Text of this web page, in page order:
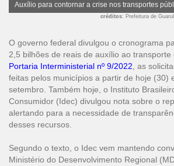
Auxílio para contornar a crise nos transportes
créditos: Prefeitura de
O governo federal divulgou o cronograma
2,5 bilhões de reais de auxílio ao transporte
Portaria Interministerial nº 9/2022 , as
feitas pelos municípios a partir de hoje (30)
setembro. Também hoje, o Instituto
Consumidor (Idec) divulgou nota sobre o
alertando para a necessidade de
desses recursos.
Segundo o texto, o Idec vem mantendo
Ministério do Desenvolvimento Regional